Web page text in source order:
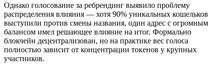
Однако голосование за ребрендинг выявило проблему
распределения влияния — хотя 90% уникальных кошельков
выступили против смены названия, один адрес с огромным
балансом имел решающее влияние на итог. Формально
блокчейн децентрализован, но на практике вес голоса
полностью зависит от концентрации токенов у крупных
участников.